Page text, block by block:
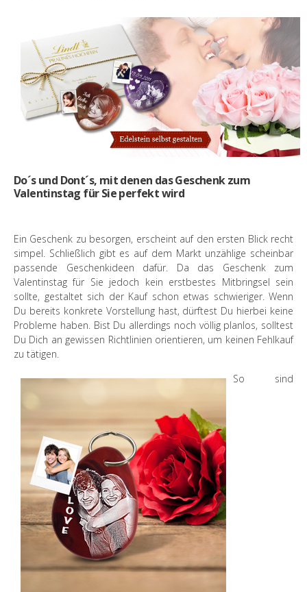
Do´s und Dont´s, mit denen das Geschenk zum
Valentinstag für Sie perfekt wird
Ein Geschenk zu besorgen, erscheint auf den ersten Blick recht
simpel. Schließlich gibt es auf dem Markt unzählige scheinbar
passende Geschenkideen dafür. Da das Geschenk zum
Valentinstag für Sie jedoch kein erstbestes Mitbringsel sein
sollte, gestaltet sich der Kauf schon etwas schwieriger. Wenn
Du bereits konkrete Vorstellung hast, dürftest Du hierbei keine
Probleme haben. Bist Du allerdings noch völlig planlos, solltest
Du Dich an gewissen Richtlinien orientieren, um keinen Fehlkauf
zu tätigen.
So sind